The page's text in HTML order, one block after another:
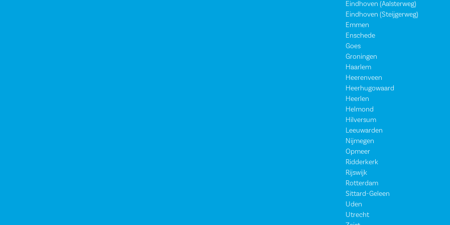
Eindhoven (Aalsterweg)
Eindhoven (Steijgerweg)
Emmen
Enschede
Goes
Groningen
Haarlem
Heerenveen
Heerhugowaard
Heerlen
Helmond
Hilversum
Leeuwarden
Nijmegen
Opmeer
Ridderkerk
Rijswijk
Rotterdam
Sittard-Geleen
Uden
Utrecht